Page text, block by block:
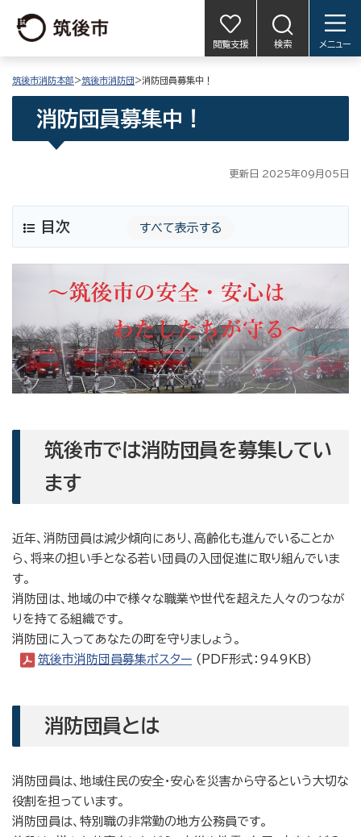
閲覧支援 検索 メニュー
筑後市消防本部>筑後市消防団 >消防団員募集中！
消防団員募集中！
更新日 2025年09月05日
目次 すべて表示する
筑後市では消防団員を募集してい
ます
近年、消防団員は減少傾向にあり、高齢化も進んでいることか
ら、将来の担い手となる若い団員の入団促進に取り組んでいま
す。
消防団は、地域の中で様々な職業や世代を超えた人々のつなが
りを持てる組織です。
消防団に入ってあなたの町を守りましょう。
筑後市消防団員募集ポスター (PDF形式：949KB)
消防団員とは
消防団員は、地域住民の安全・安心を災害から守るという大切な
役割を担っています。
消防団員は、特別職の非常勤の地方公務員です。